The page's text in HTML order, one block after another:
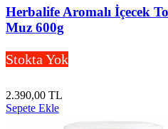
Herbalife Aromalı İçecek
Muz 600g
Stokta Yok
2.390,00 TL
Sepete Ekle